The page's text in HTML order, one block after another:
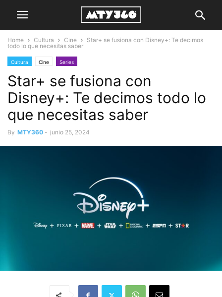
Home Cultura Cine
Star+ se fusiona con Disney+: Te decimos
todo lo que necesitas saber
Cultura Cine Series
Star+ se fusiona con
Disney+: Te decimos todo lo
que necesitas saber
By MTY360 - junio 25, 2024